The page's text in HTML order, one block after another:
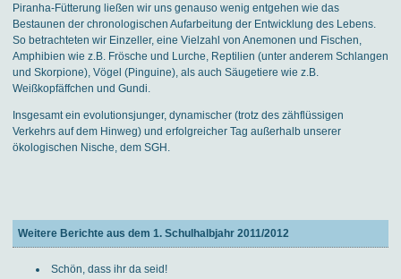
Piranha-Fütterung ließen wir uns genauso wenig entgehen wie das
Bestaunen der chronologischen Aufarbeitung der Entwicklung des Lebens.
So betrachteten wir Einzeller, eine Vielzahl von Anemonen und Fischen,
Amphibien wie z.B. Frösche und Lurche, Reptilien (unter anderem Schlangen
und Skorpione), Vögel (Pinguine), als auch Säugetiere wie z.B.
Weißkopfäffchen und Gundi.
Insgesamt ein evolutionsjunger, dynamischer (trotz des zähflüssigen
Verkehrs auf dem Hinweg) und erfolgreicher Tag außerhalb unserer
ökologischen Nische, dem SGH.
Weitere Berichte aus dem 1. Schulhalbjahr 2011/2012
Schön, dass ihr da seid!